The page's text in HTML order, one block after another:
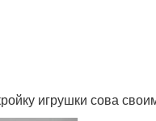
игрушки сова